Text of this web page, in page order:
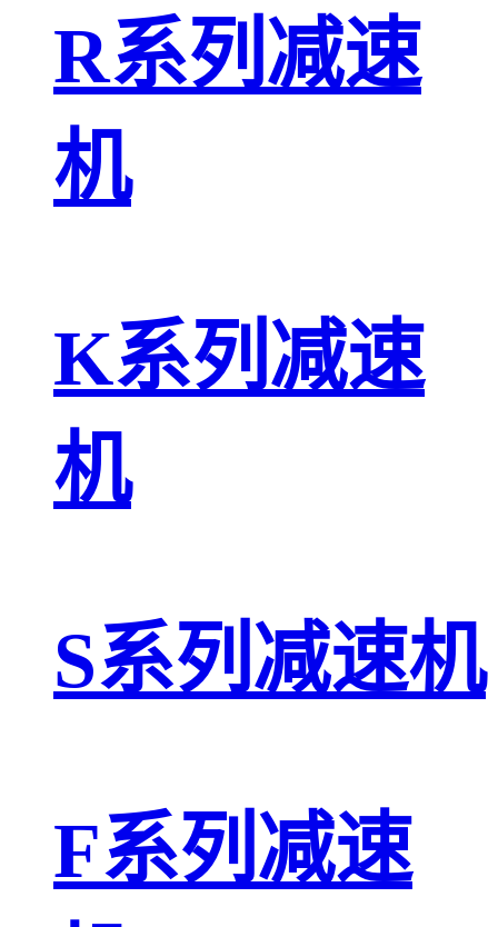
R系列减速
机
K系列减速
机
S系列减速机
F系列减速